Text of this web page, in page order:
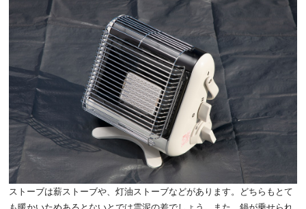
ストーブは薪ストーブや、灯油ストーブなどがあります。どちらもとて